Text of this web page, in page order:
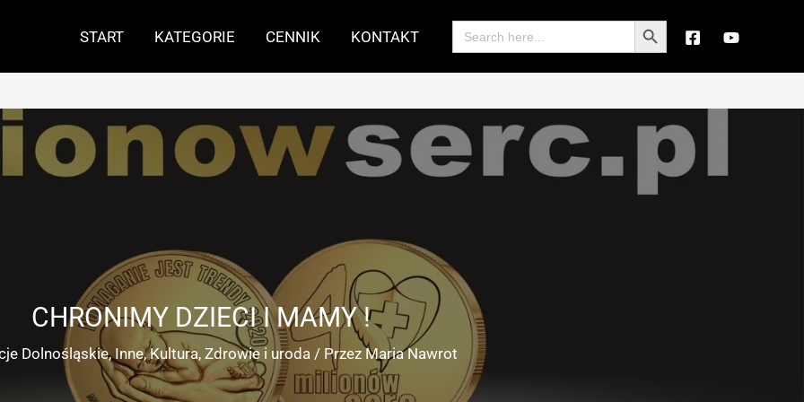
START KATEGORIE CENNIK KONTAKT
Search
for:
Search Button
CHRONIMY DZIECI I MAMY !
Dolnośląskie,Inne,Kultura, Zdrowie i uroda / Przez Maria Nawrot